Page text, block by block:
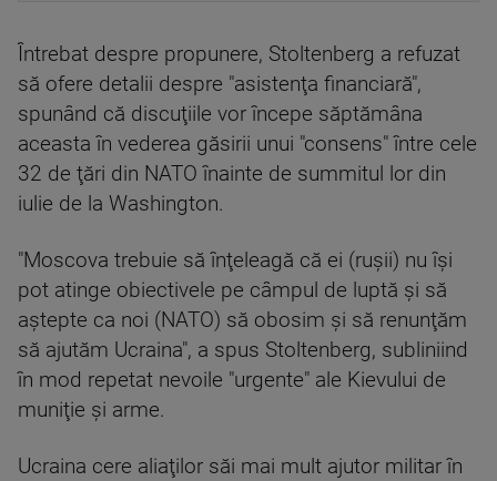
Întrebat despre propunere, Stoltenberg a refuzat
să ofere detalii despre "asistenţa financiară",
spunând că discuţiile vor începe săptămâna
aceasta în vederea găsirii unui "consens" între cele
32 de ţări din NATO înainte de summitul lor din
iulie de la Washington.
"Moscova trebuie să înţeleagă că ei (ruşii) nu îşi
pot atinge obiectivele pe câmpul de luptă şi să
aştepte ca noi (NATO) să obosim şi să renunţăm
să ajutăm Ucraina", a spus Stoltenberg, subliniind
în mod repetat nevoile "urgente" ale Kievului de
muniţie şi arme.
Ucraina cere aliaţilor săi mai mult ajutor militar în